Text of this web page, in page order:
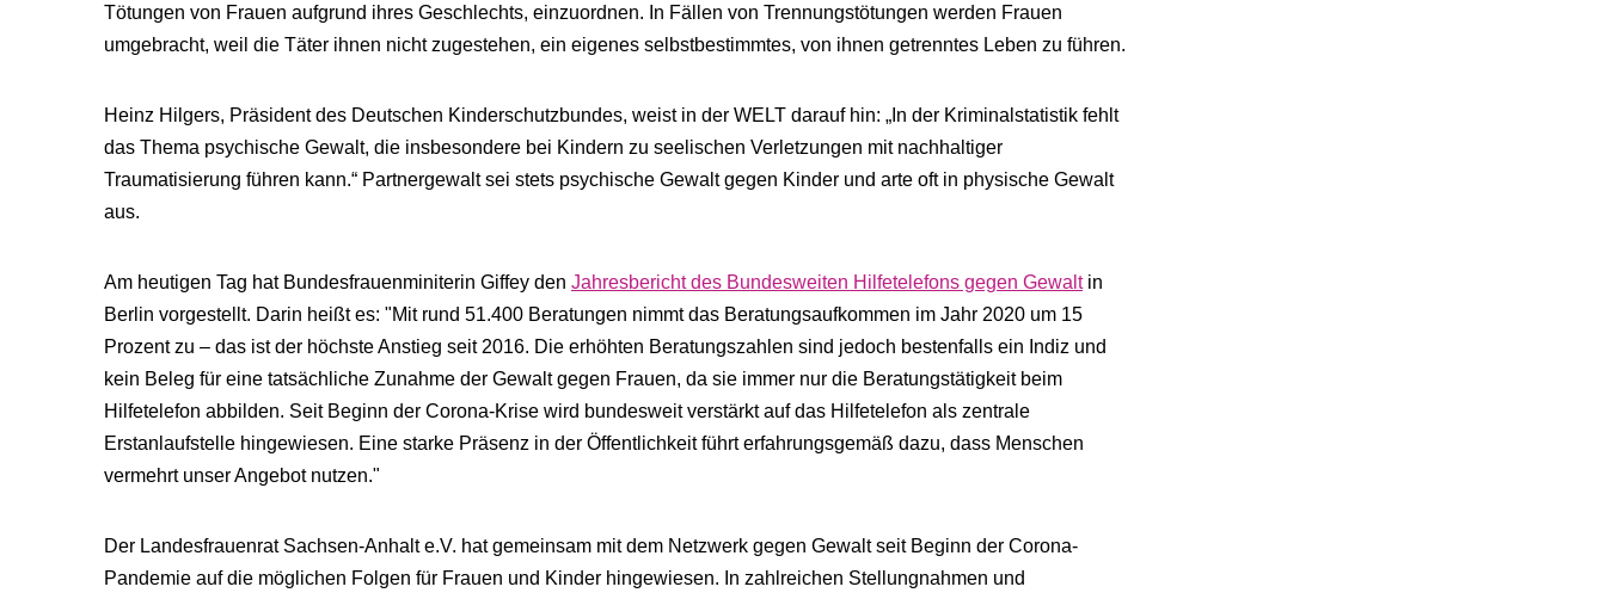
Tötungen von Frauen aufgrund ihres Geschlechts, einzuordnen. In Fällen von Trennungstötungen werden Frauen
umgebracht, weil die Täter ihnen nicht zugestehen, ein eigenes selbstbestimmtes, von ihnen getrenntes Leben zu führen.
Heinz Hilgers, Präsident des Deutschen Kinderschutzbundes, weist in der WELT darauf hin: „In der Kriminalstatistik fehlt
das Thema psychische Gewalt, die insbesondere bei Kindern zu seelischen Verletzungen mit nachhaltiger
Traumatisierung führen kann.“ Partnergewalt sei stets psychische Gewalt gegen Kinder und arte oft in physische Gewalt
aus.
Am heutigen Tag hat Bundesfrauenminiterin Giffey den Jahresbericht des Bundesweiten Hilfetelefons gegen Gewaltin
Berlin vorgestellt. Darin heißt es: "Mit rund 51.400 Beratungen nimmt das Beratungsaufkommen im Jahr 2020 um 15
Prozent zu – das ist der höchste Anstieg seit 2016. Die erhöhten Beratungszahlen sind jedoch bestenfalls ein Indiz und
kein Beleg für eine tatsächliche Zunahme der Gewalt gegen Frauen, da sie immer nur die Beratungstätigkeit beim
Hilfetelefon abbilden. Seit Beginn der Corona-Krise wird bundesweit verstärkt auf das Hilfetelefon als zentrale
Erstanlaufstelle hingewiesen. Eine starke Präsenz in der Öffentlichkeit führt erfahrungsgemäß dazu, dass Menschen
vermehrt unser Angebot nutzen."
Der Landesfrauenrat Sachsen-Anhalt e.V. hat gemeinsam mit dem Netzwerk gegen Gewalt seit Beginn der Corona-
Pandemie auf die möglichen Folgen für Frauen und Kinder hingewiesen. In zahlreichen Stellungnahmen und